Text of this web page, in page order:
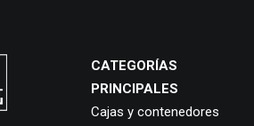
CATEGORÍAS
PRINCIPALES
Cajas y contenedores